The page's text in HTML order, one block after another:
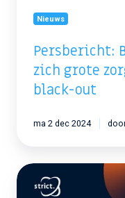
Nieuws
Persbericht:
zich grote
black-out
ma 2 dec 2024
Persbericht:
Strict